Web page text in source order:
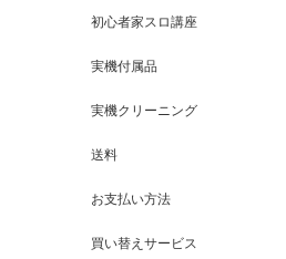
初心者家スロ講座
実機付属品
実機クリーニング
送料
お支払い方法
買い替えサービス